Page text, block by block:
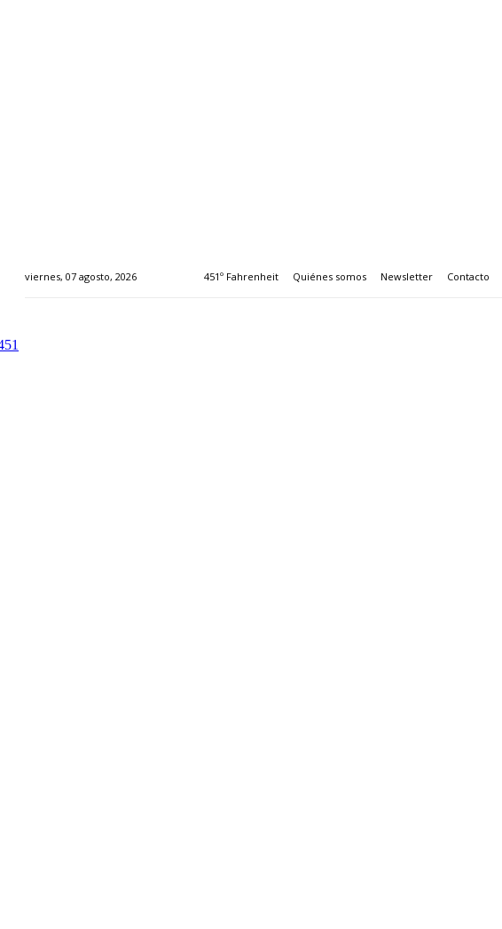
viernes, 07 agosto, 2026 451º Fahrenheit Quiénes somos Newsletter Contacto